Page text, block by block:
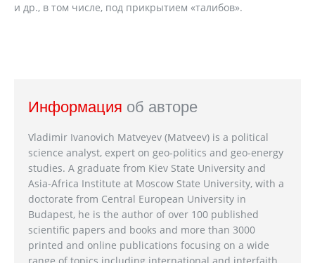
и др., в том числе, под прикрытием «талибов».
Информация об авторе
Vladimir Ivanovich Matveyev (Matveev) is a political
science analyst, expert on geo-politics and geo-energy
studies. A graduate from Kiev State University and
Asia-Africa Institute at Moscow State University, with a
doctorate from Central European University in
Budapest, he is the author of over 100 published
scientific papers and books and more than 3000
printed and online publications focusing on a wide